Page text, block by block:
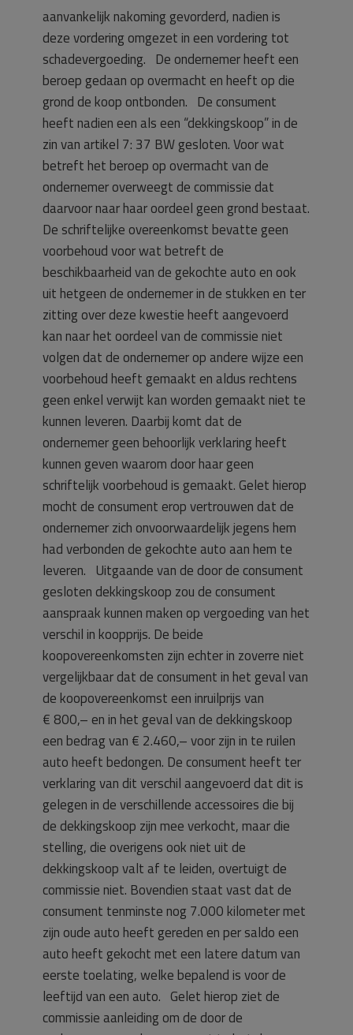
aanvankelijk nakoming gevorderd, nadien is
deze vordering omgezet in een vordering tot
schadevergoeding. De ondernemer heeft een
beroep gedaan op overmacht en heeft op die
grond de koop ontbonden. De consument
heeft nadien een als een “dekkingskoop” in de
zin van artikel 7: 37 BW gesloten. Voor wat
betreft het beroep op overmacht van de
ondernemer overweegt de commissie dat
daarvoor naar haar oordeel geen grond bestaat.
De schriftelijke overeenkomst bevatte geen
voorbehoud voor wat betreft de
beschikbaarheid van de gekochte auto en ook
uit hetgeen de ondernemer in de stukken en ter
zitting over deze kwestie heeft aangevoerd
kan naar het oordeel van de commissie niet
volgen dat de ondernemer op andere wijze een
voorbehoud heeft gemaakt en aldus rechtens
geen enkel verwijt kan worden gemaakt niet te
kunnen leveren. Daarbij komt dat de
ondernemer geen behoorlijk verklaring heeft
kunnen geven waarom door haar geen
schriftelijk voorbehoud is gemaakt. Gelet hierop
mocht de consument erop vertrouwen dat de
ondernemer zich onvoorwaardelijk jegens hem
had verbonden de gekochte auto aan hem te
leveren. Uitgaande van de door de consument
gesloten dekkingskoop zou de consument
aanspraak kunnen maken op vergoeding van het
verschil in koopprijs. De beide
koopovereenkomsten zijn echter in zoverre niet
vergelijkbaar dat de consument in het geval van
de koopovereenkomst een inruilprijs van
€ 800,– en in het geval van de dekkingskoop
een bedrag van € 2.460,– voor zijn in te ruilen
auto heeft bedongen. De consument heeft ter
verklaring van dit verschil aangevoerd dat dit is
gelegen in de verschillende accessoires die bij
de dekkingskoop zijn mee verkocht, maar die
stelling, die overigens ook niet uit de
dekkingskoop valt af te leiden, overtuigt de
commissie niet. Bovendien staat vast dat de
consument tenminste nog 7.000 kilometer met
zijn oude auto heeft gereden en per saldo een
auto heeft gekocht met een latere datum van
eerste toelating, welke bepalend is voor de
leeftijd van een auto. Gelet hierop ziet de
commissie aanleiding om de door de